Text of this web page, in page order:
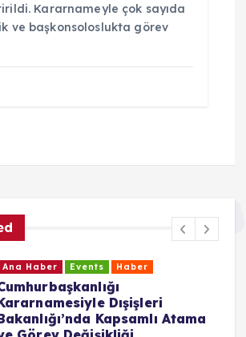
Kararnameyle çok sayıda
ve başkonsoloslukta görev
Ana Haber Events Haber
Dışişleri
Kapsamlı Atama